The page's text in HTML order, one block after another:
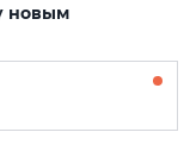
новым